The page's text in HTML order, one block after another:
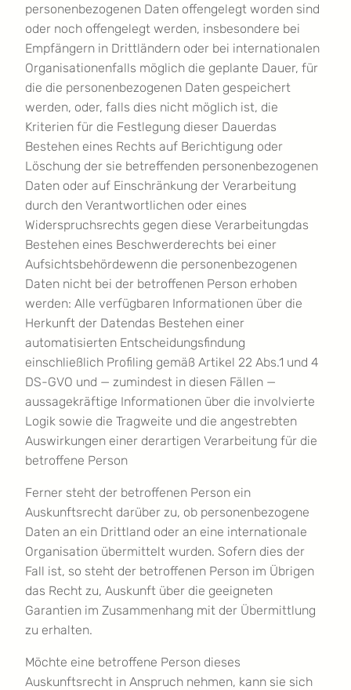
personenbezogenen Daten offengelegt worden sind
oder noch offengelegt werden, insbesondere bei
Empfängern in Drittländern oder bei internationalen
Organisationenfalls möglich die geplante Dauer, für
die die personenbezogenen Daten gespeichert
werden, oder, falls dies nicht möglich ist, die
Kriterien für die Festlegung dieser Dauerdas
Bestehen eines Rechts auf Berichtigung oder
Löschung der sie betreffenden personenbezogenen
Daten oder auf Einschränkung der Verarbeitung
durch den Verantwortlichen oder eines
Widerspruchsrechts gegen diese Verarbeitungdas
Bestehen eines Beschwerderechts bei einer
Aufsichtsbehördewenn die personenbezogenen
Daten nicht bei der betroffenen Person erhoben
werden: Alle verfügbaren Informationen über die
Herkunft der Datendas Bestehen einer
automatisierten Entscheidungsfindung
einschließlich Profiling gemäß Artikel 22 Abs.1 und 4
DS-GVO und — zumindest in diesen Fällen —
aussagekräftige Informationen über die involvierte
Logik sowie die Tragweite und die angestrebten
Auswirkungen einer derartigen Verarbeitung für die
betroffene Person
Ferner steht der betroffenen Person ein
Auskunftsrecht darüber zu, ob personenbezogene
Daten an ein Drittland oder an eine internationale
Organisation übermittelt wurden. Sofern dies der
Fall ist, so steht der betroffenen Person im Übrigen
das Recht zu, Auskunft über die geeigneten
Garantien im Zusammenhang mit der Übermittlung
zu erhalten.
Möchte eine betroffene Person dieses
Auskunftsrecht in Anspruch nehmen, kann sie sich